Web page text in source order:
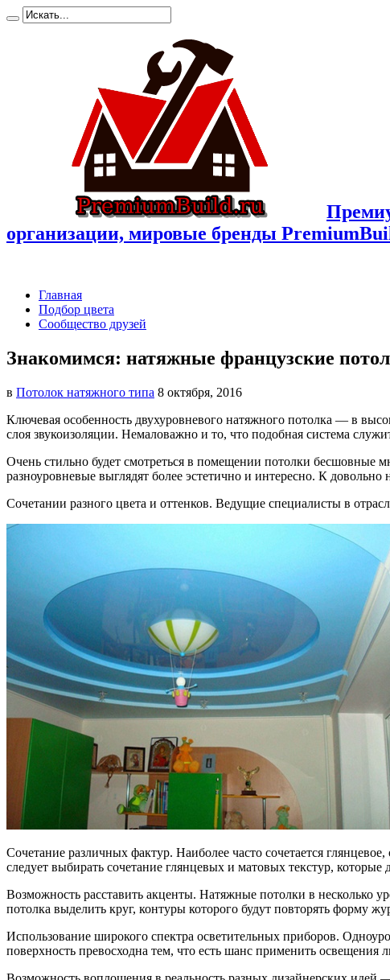
организации, мировые бренды
Главная
Подбор цвета
Сообщество друзей
Знакомимся: натяжные французские
в Потолок натяжного типа 8 октября, 2016
Ключевая особенность двухуровневого натяжного потолка — в
слоя звукоизоляции. Немаловажно и то, что подобная система
Очень стильно будет смотреться в помещении потолки
разноуровневые выглядят более эстетично и интересно. К
Сочетании разного цвета и оттенков. Ведущие специалисты в
Сочетание различных фактур. Наиболее часто сочетается
следует выбирать сочетание глянцевых и матовых текстур,
Возможность расставить акценты. Натяжные потолки в несколько
потолка выделить круг, контуры которого будут повторять форму
Использование широкого спектра осветительных приборов.
поверхность превосходна тем, что есть шанс применить